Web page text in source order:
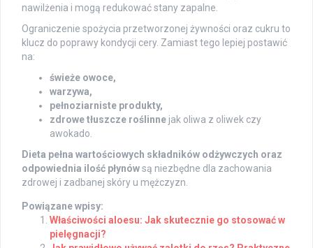
nawilżenia i mogą redukować stany zapalne.
Ograniczenie spożycia przetworzonej żywności oraz cukru to
klucz do poprawy kondycji cery. Zamiast tego lepiej postawić
na:
świeże owoce,
warzywa,
pełnoziarniste produkty,
zdrowe tłuszcze roślinne jak oliwa z oliwek czy
awokado.
Dieta pełna wartościowych składników odżywczych oraz
odpowiednia ilość płynówsą niezbędne dla zachowania
zdrowej i zadbanej skóry u mężczyzn.
Powiązane wpisy:
Właściwości aloesu: Jak skutecznie go stosować w
pielęgnacji?